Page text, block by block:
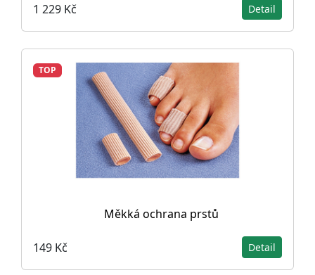
1 229 Kč Detail
TOP
Měkká ochrana prstů
149 Kč Detail